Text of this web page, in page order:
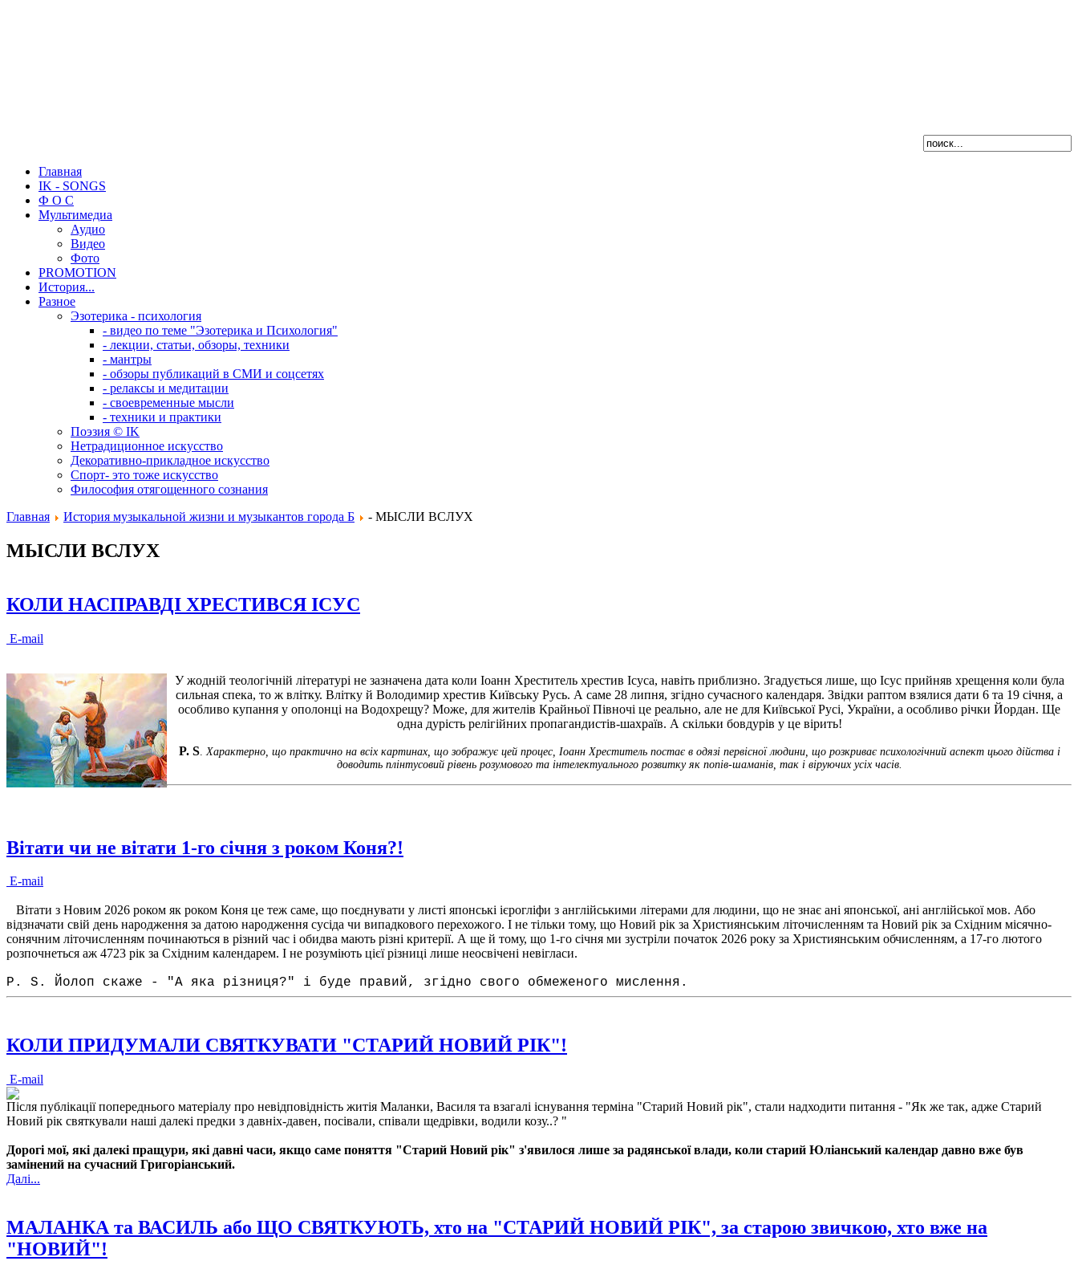
Главная
IK - SONGS
Ф О С
Мультимедиа
Аудио
Видео
Фото
PROMOTION
История...
Разное
Эзотерика - психология
- видео по теме "Эзотерика и Психология"
- лекции, статьи, обзоры, техники
- мантры
- обзоры публикаций в СМИ и соцсетях
- релаксы и медитации
- своевременные мысли
- техники и практики
Поэзия © IK
Нетрадиционное искусство
Декоративно-прикладное искусство
Спорт- это тоже искусство
Философия отягощенного сознания
Главная
История музыкальной жизни и музыкантов города Б - МЫСЛИ ВСЛУХ
МЫСЛИ ВСЛУХ
КОЛИ НАСПРАВДІ ХРЕСТИВСЯ ІСУС
E-mail
У жодній теологічній літературі не зазначена дата коли Іоанн Хреститель хрестив Ісуса, навіть приблизно. Згадується лише, що Ісус прийняв хрещення коли була
сильная спека, то ж влітку. Влітку й Володимир хрестив Київську Русь. А саме 28 липня, згідно сучасного календаря. Звідки раптом взялися дати 6 та 19 січня, а
особливо купання у ополонці на Водохрещу? Може, для жителів Крайньої Півночі це реально, але не для Київської Русі, України, а особливо річки Йордан. Ще
одна дурість релігійних пропагандистів-шахраїв. А скільки бовдурів у це вірить!
P. S. Характерно, що практично на всіх картинах, що зображує цей процес, Іоанн Хреститель постає в одязі первісної людини, що розкриває психологічний аспект цього дійства і
доводить плінтусовий рівень розумового та інтелектуального розвитку як попів-шаманів, так і віруючих усіх часів.
Вітати чи не вітати 1-го січня з роком Коня?!
E-mail
Вітати з Новим 2026 роком як роком Коня це теж саме, що поєднувати у листі японські ієрогліфи з англійськими літерами для людини, що не знає ані японської, ані англійської мов. Або
відзначати свій день народження за датою народження сусіда чи випадкового перехожого. І не тільки тому, що Новий рік за Християнським літочисленням та Новий рік за Східним місячно-
сонячним літочисленням починаються в різний час і обидва мають різні критерії. А ще й тому, що 1-го січня ми зустріли початок 2026 року за Християнським обчисленням, а 17-го лютого
розпочнеться аж 4723 рік за Східним календарем. І не розуміють цієї різниці лише неосвічені невігласи.
P. S. Йолоп скаже - ″А яка різниця?″ і буде правий, згідно свого обмеженого мислення.
КОЛИ ПРИДУМАЛИ СВЯТКУВАТИ "СТАРИЙ НОВИЙ РІК"!
E-mail
Після публікації попереднього матеріалу про невідповідність житія Маланки, Василя та взагалі існування терміна "Старий Новий рік", стали надходити питання - "Як же так, адже Старий
Новий рік святкували наші далекі предки з давніх-давен, посівали, співали щедрівки, водили козу..? "
Дорогі мої, які далекі пращури, які давні часи, якщо саме поняття "Старий Новий рік" з'явилося лише за радянської влади, коли старий Юліанський календар давно вже був
замінений на сучасний Григоріанський.
Далі...
МАЛАНКА та ВАСИЛЬ або ЩО СВЯТКУЮТЬ, хто на "СТАРИЙ НОВИЙ РІК", за старою звичкою, хто вже на
"НОВИЙ"!